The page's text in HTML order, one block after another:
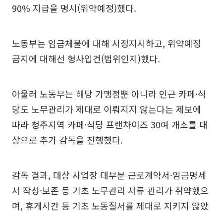
90% 지급을 명시(위약예정)했다.
노동부는 임금체불에 대해 시정지시하고, 위약예정
금지에 대해선 형사입건(범위인지)했다.
아울러 노동부는 해당 가맹점뿐 아니라 인근 카페·식
당도 노무관리가 제대로 이뤄지지 않는다는 제보에
따라 청주지역 카페·식당 프랜차이즈 30여 개소를 대
상으로 추가 감독을 진행했다.
감독 결과, 대상 사업장 대부분 근로계약서·임금명세
서 작성·보존 등 기초 노무관리 서류 관리가 취약했으
며, 휴게시간 등 기초 노동질서를 제대로 지키지 않았